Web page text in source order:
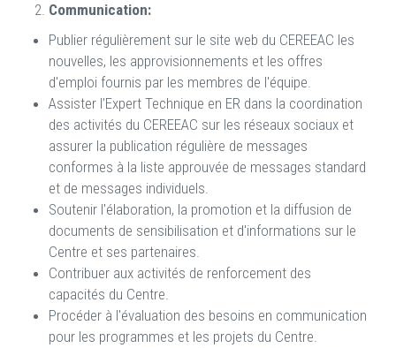
Communication:
Publier régulièrement sur le site web du CEREEAC les
nouvelles, les approvisionnements et les offres
d'emploi fournis par les membres de l'équipe.
Assister l’Expert Technique en ER dans la coordination
des activités du CEREEAC sur les réseaux sociaux et
assurer la publication régulière de messages
conformes à la liste approuvée de messages standard
et de messages individuels.
Soutenir l'élaboration, la promotion et la diffusion de
documents de sensibilisation et d'informations sur le
Centre et ses partenaires.
Contribuer aux activités de renforcement des
capacités du Centre.
Procéder à l'évaluation des besoins en communication
pour les programmes et les projets du Centre.